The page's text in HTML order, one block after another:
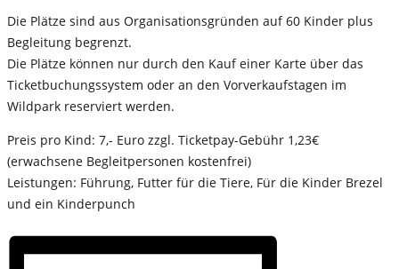
Die Plätze sind aus Organisationsgründen auf 60 Kinder plus
Begleitung begrenzt.
Die Plätze können nur durch den Kauf einer Karte über das
Ticketbuchungssystem oder an den Vorverkaufstagen im
Wildpark reserviert werden.
Preis pro Kind: 7,- Euro zzgl. Ticketpay-Gebühr 1,23€
(erwachsene Begleitpersonen kostenfrei)
Leistungen: Führung, Futter für die Tiere, Für die Kinder Brezel
und ein Kinderpunch